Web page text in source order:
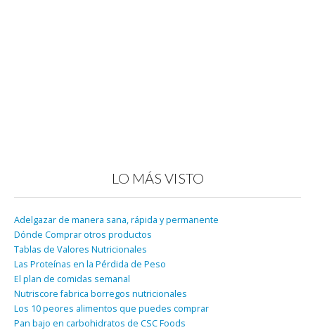
LO MÁS VISTO
Adelgazar de manera sana, rápida y permanente
Dónde Comprar otros productos
Tablas de Valores Nutricionales
Las Proteínas en la Pérdida de Peso
El plan de comidas semanal
Nutriscore fabrica borregos nutricionales
Los 10 peores alimentos que puedes comprar
Pan bajo en carbohidratos de CSC Foods